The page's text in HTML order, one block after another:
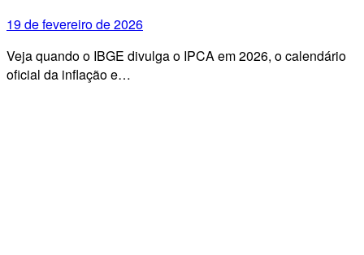
19 de fevereiro de 2026
Veja quando o IBGE divulga o IPCA em 2026, o calendário
oficial da inflação e…